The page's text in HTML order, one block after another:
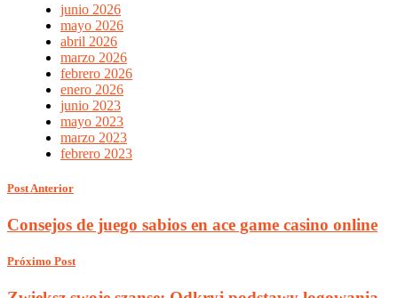
junio 2026
mayo 2026
abril 2026
marzo 2026
febrero 2026
enero 2026
junio 2023
mayo 2023
marzo 2023
febrero 2023
Post Anterior
Consejos de juego sabios en ace game casino online
Próximo Post